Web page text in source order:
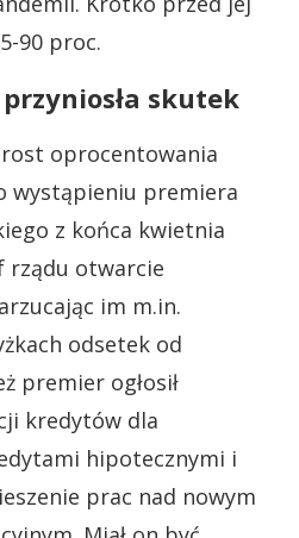
90 proc.
skutek
oprocentowania
wystąpieniu premiera
z końca kwietnia
rządu otwarcie
im m.in.
odsetek od
premier ogłosił
kredytów dla
hipotecznymi i
prac nad nowym